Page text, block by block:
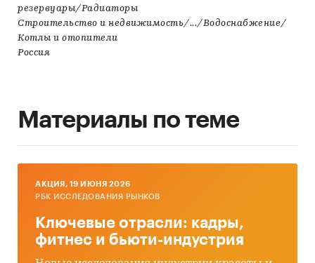
резервуары/Радиаторы
Строительство и недвижимость/.../Водоснабжение/
Котлы и отопители
Россия
Материалы по теме
AКЦИЯ, 19 ИЮНЯ 2026
РБК ИССЛЕДОВАНИЯ РЫНКОВ
Ключевые отрасли: кадры,
фитнес и бьюти-индустрия